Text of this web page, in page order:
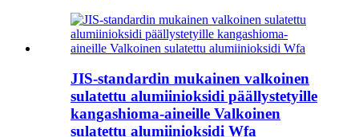
JIS-standardin mukainen valkoinen
sulatettu alumiinioksidi päällystetyille
kangashioma-aineille Valkoinen
sulatettu alumiinioksidi Wfa